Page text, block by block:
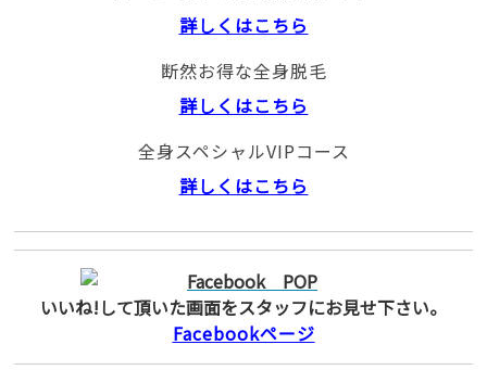
詳しくはこちら
断然お得な全身脱毛
詳しくはこちら
全身スペシャルVIPコース
詳しくはこちら
いいね!して頂いた画面をスタッフにお見せ下さい。
Facebookページ